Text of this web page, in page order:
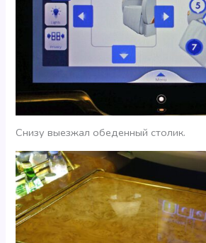
Снизу выезжал обеденный столик.